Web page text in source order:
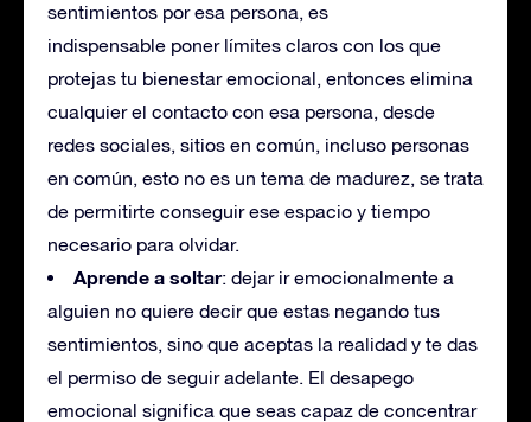
sentimientos por esa persona, es
indispensable poner límites claros con los que
protejas tu bienestar emocional, entonces elimina
cualquier el contacto con esa persona, desde
redes sociales, sitios en común, incluso personas
en común, esto no es un tema de madurez, se trata
de permitirte conseguir ese espacio y tiempo
necesario para olvidar.
Aprende a soltar: dejar ir emocionalmente a
alguien no quiere decir que estas negando tus
sentimientos, sino que aceptas la realidad y te das
el permiso de seguir adelante. El desapego
emocional significa que seas capaz de concentrar